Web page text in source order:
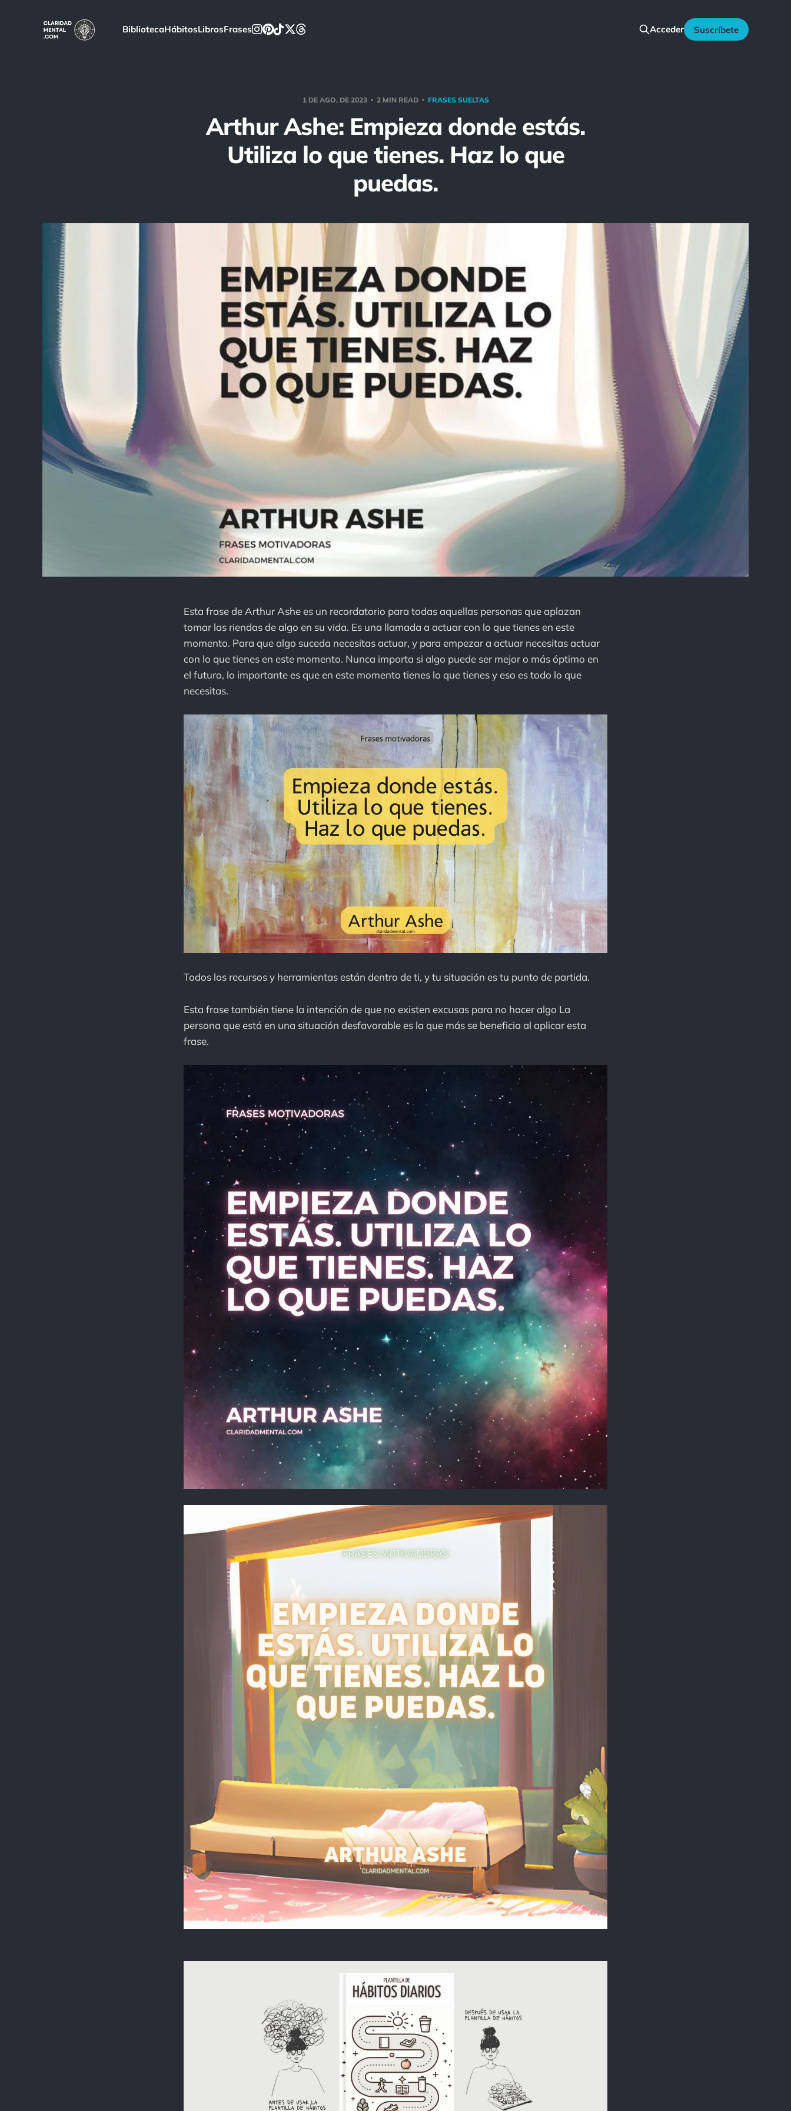
BibliotecaHábitosLibrosFrases Acceder Suscríbete
1 DE AGO. DE 2023 2 MIN READ FRASES SUELTAS
Arthur Ashe: Empieza donde estás.
Utiliza lo que tienes. Haz lo que
puedas.
Esta frase de Arthur Ashe es un recordatorio para todas aquellas personas que aplazan
tomar las riendas de algo en su vida. Es una llamada a actuar con lo que tienes en este
momento. Para que algo suceda necesitas actuar, y para empezar a actuar necesitas actuar
con lo que tienes en este momento. Nunca importa si algo puede ser mejor o más óptimo en
el futuro, lo importante es que en este momento tienes lo que tienes y eso es todo lo que
necesitas.
Todos los recursos y herramientas están dentro de ti, y tu situación es tu punto de partida.
Esta frase también tiene la intención de que no existen excusas para no hacer algo La
persona que está en una situación desfavorable es la que más se beneficia al aplicar esta
frase.